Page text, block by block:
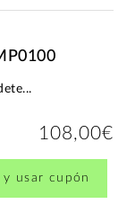
108,00€
usar cupón